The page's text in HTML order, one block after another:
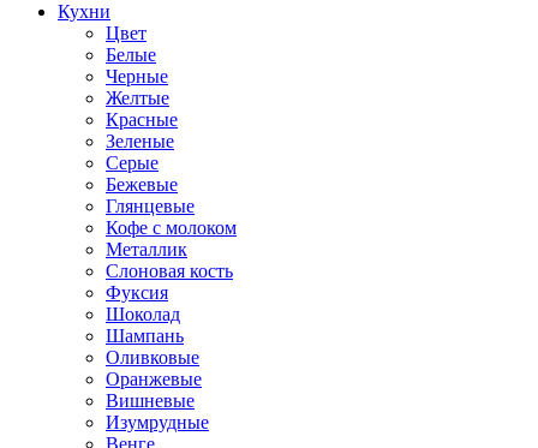
Кухни
Цвет
Белые
Черные
Желтые
Красные
Зеленые
Серые
Бежевые
Глянцевые
Кофе с молоком
Металлик
Слоновая кость
Фуксия
Шоколад
Шампань
Оливковые
Оранжевые
Вишневые
Изумрудные
Венге